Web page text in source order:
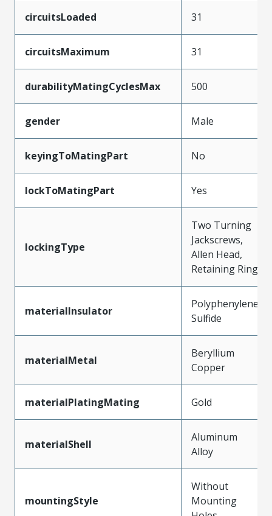
circuitsLoaded 31
circuitsMaximum 31
durabilityMatingCyclesMax 500
gender Male
keyingToMatingPart No
lockToMatingPart Yes
lockingType
Two Turning
Jackscrews,
Allen Head,
Retaining Ring
materialInsulator
Polyphenylene
Sulfide
materialMetal
Beryllium
Copper
materialPlatingMating Gold
materialShell
Aluminum
Alloy
mountingStyle
Without
Mounting